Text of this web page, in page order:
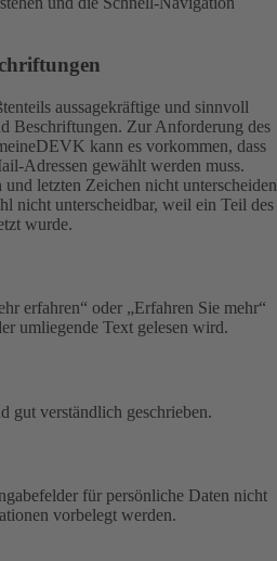
aussagekräftige und sinnvoll
Beschriftungen. Zur Anforderung des
kann es vorkommen, dass
Adressen gewählt werden muss.
und letzten Zeichen nicht
nicht unterscheidbar, weil ein Teil des
wurde.
erfahren“ oder „Erfahren Sie mehr“
umliegende Text gelesen wird.
gut verständlich geschrieben.
für persönliche Daten nicht
vorbelegt werden.